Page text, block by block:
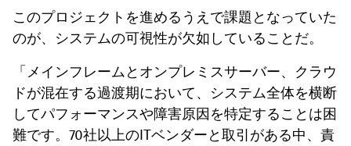
このプロジェクトを進めるうえで課題となっていた
のが、システムの可視性が欠如していることだ。
「メインフレームとオンプレミスサーバー、クラウ
ドが混在する過渡期において、システム全体を横断
してパフォーマンスや障害原因を特定することは困
難です。70社以上のITベンダーと取引がある中、責